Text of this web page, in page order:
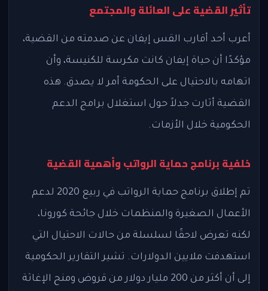
تأثير القضية على العائلة والمجتمع
أعرب أحد أقارب القس إيفان عن صدمته من القضية،
مؤكدًا أن حياة إيفان كانت مكرسة للكنيسة، وأن
اتهامه بالاحتيال على الحكومة أمر لا يصدق. هذه
القضية أثارت جدلاً حول استغلال برامج الدعم
الحكومية خلال الأزمات.
خلفية برنامج حماية الرواتب وأهمية القضية
تم إطلاق برنامج حماية الرواتب في ربيع 2020 لدعم
الأعمال الصغيرة والمنظمات خلال جائحة كورونا،
لكنه تعرض لاحقًا لسلسلة من حالات الاحتيال التي
استهدفت ملايين الدولارات. تشير التقارير الحكومية
إلى أن أكثر من 200 مليار دولار من قروض ومنح الإغاثة